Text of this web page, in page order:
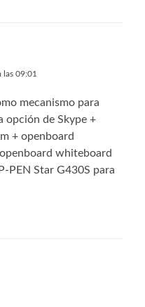
las 09:01
mecanismo para
opción de Skype +
+ openboard
whiteboard
PEN Star G430S para